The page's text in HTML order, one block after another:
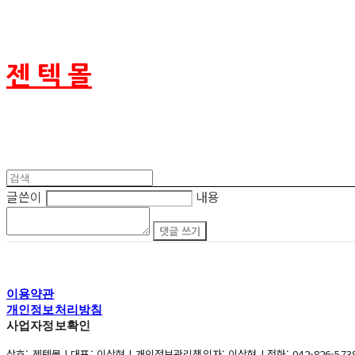
젠 텍 몰
글쓴이 내용
댓글 쓰기
이용약관
개인정보처리방침
사업자정보확인